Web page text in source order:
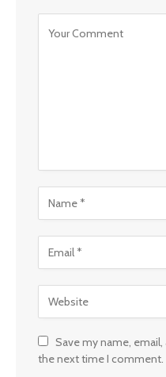
Save my name,
the next time I comment.